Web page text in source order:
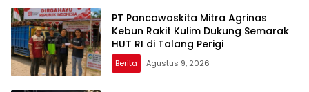
‎PT Pancawaskita Mitra Agrinas
Kebun Rakit Kulim Dukung Semarak
HUT RI di Talang Perigi
Berita Agustus 9, 2026